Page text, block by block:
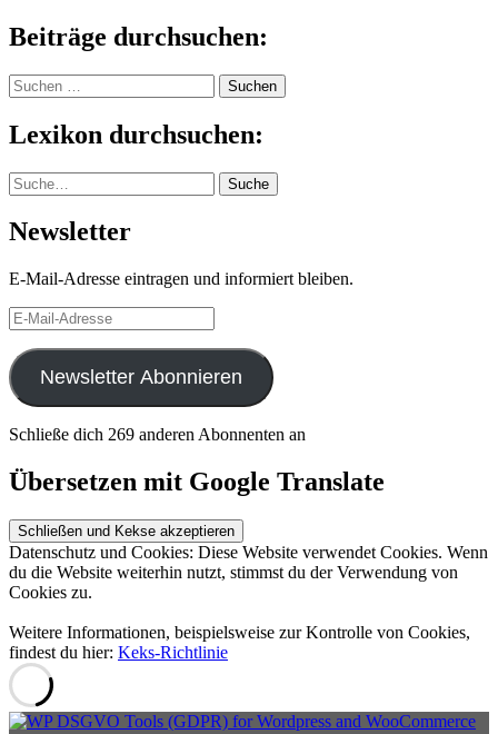
Beiträge durchsuchen:
Suchen
nach:
Lexikon durchsuchen:
Suche Suche
Newsletter
E-Mail-Adresse eintragen und informiert bleiben.
E-
Mail-
Adresse
Newsletter Abonnieren
Schließe dich 269 anderen Abonnenten an
Übersetzen mit Google Translate
Datenschutz und Cookies: Diese Website verwendet Cookies. Wenn
du die Website weiterhin nutzt, stimmst du der Verwendung von
Cookies zu.
Weitere Informationen, beispielsweise zur Kontrolle von Cookies,
findest du hier: Keks-Richtlinie